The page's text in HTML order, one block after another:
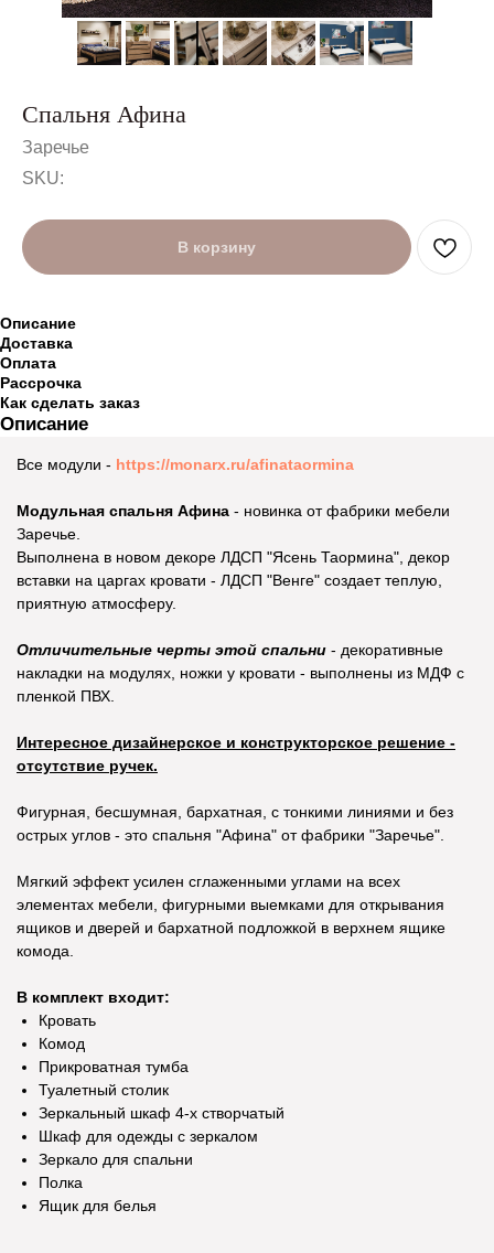
Спальня Афина
Заречье
SKU:
В корзину
Описание
Доставка
Оплата
Рассрочка
Как сделать заказ
Описание
Все модули - https://monarx.ru/afinataormina
Модульная спальня Афина - новинка от фабрики мебели
Заречье.
Выполнена в новом декоре ЛДСП "Ясень Таормина", декор
вставки на царгах кровати - ЛДСП "Венге" создает теплую,
приятную атмосферу.
Отличительные черты этой спальни - декоративные
накладки на модулях, ножки у кровати - выполнены из МДФ с
пленкой ПВХ.
Интересное дизайнерское и конструкторское решение -
отсутствие ручек.
Фигурная, бесшумная, бархатная, с тонкими линиями и без
острых углов - это спальня "Афина" от фабрики "Заречье".
Мягкий эффект усилен сглаженными углами на всех
элементах мебели, фигурными выемками для открывания
ящиков и дверей и бархатной подложкой в верхнем ящике
комода.
В комплект входит:
Кровать
Комод
Прикроватная тумба
Туалетный столик
Зеркальный шкаф 4-х створчатый
Шкаф для одежды с зеркалом
Зеркало для спальни
Полка
Ящик для белья